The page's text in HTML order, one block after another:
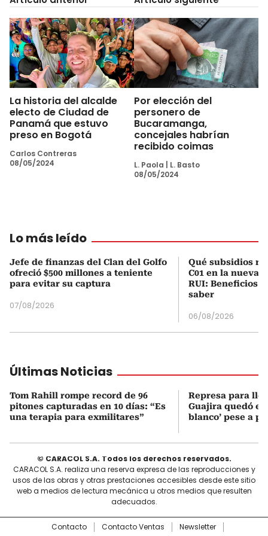
La historia del alcalde
electo de Ciudad de
Panamá que estuvo
preso en Bogotá
Carlos Contreras
08/05/2024
Por elección del
personero de
Bucaramanga,
concejales habrían
recibido coimas
L. Paola
L. Basto
08/05/2024
Lo más leído
Jefe de finanzas del Clan del Golfo
ofreció $500 millones a teniente
para evitar su captura
07/08/2026
Qué subsidios
C01 en la nueva
RUI: Beneficios
saber
06/08/2026
Últimas Noticias
Tom Rahill rompe record de 96
pitones capturadas en 10 días: “Es
una terapia para exmilitares”
Represa para
Guajira quedó en
blanco’ pese a
© CARACOL S.A. Todos los derechos reservados.
CARACOL S.A. realiza una reserva expresa de las reproducciones y
usos de las obras y otras prestaciones accesibles desde este sitio
web a medios de lectura mecánica u otros medios que resulten
adecuados.
Contacto Contacto Ventas
Newsletter